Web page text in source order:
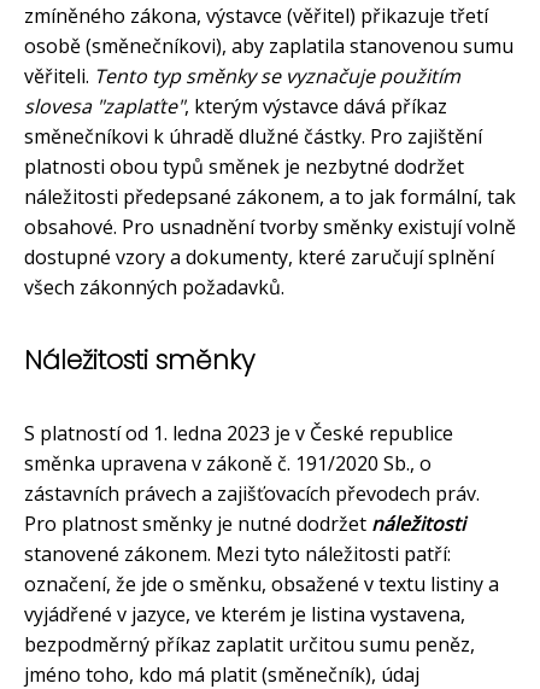
zmíněného zákona, výstavce (věřitel) přikazuje třetí
osobě (směnečníkovi), aby zaplatila stanovenou sumu
věřiteli. Tento typ směnky se vyznačuje použitím
slovesa "zaplaťte", kterým výstavce dává příkaz
směnečníkovi k úhradě dlužné částky. Pro zajištění
platnosti obou typů směnek je nezbytné dodržet
náležitosti předepsané zákonem, a to jak formální, tak
obsahové. Pro usnadnění tvorby směnky existují volně
dostupné vzory a dokumenty, které zaručují splnění
všech zákonných požadavků.
Náležitosti směnky
S platností od 1. ledna 2023 je v České republice
směnka upravena v zákoně č. 191/2020 Sb., o
zástavních právech a zajišťovacích převodech práv.
Pro platnost směnky je nutné dodržet náležitosti
stanovené zákonem. Mezi tyto náležitosti patří:
označení, že jde o směnku, obsažené v textu listiny a
vyjádřené v jazyce, ve kterém je listina vystavena,
bezpodměrný příkaz zaplatit určitou sumu peněz,
jméno toho, kdo má platit (směnečník), údaj